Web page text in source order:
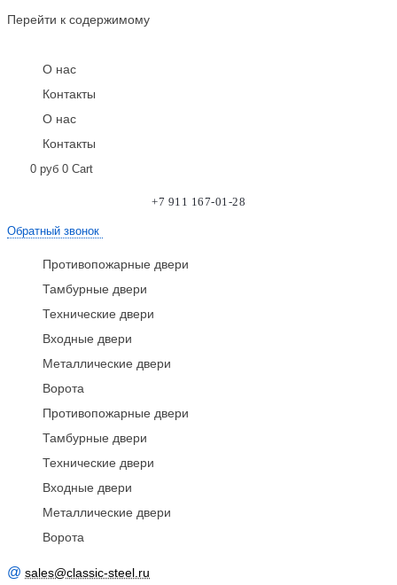
Перейти к содержимому
О нас
Контакты
О нас
Контакты
0 руб 0 Cart
+7 911 167-01-28
Обратный звонок
Противопожарные двери
Тамбурные двери
Технические двери
Входные двери
Металлические двери
Ворота
Противопожарные двери
Тамбурные двери
Технические двери
Входные двери
Металлические двери
Ворота
@ sales@classic-steel.ru